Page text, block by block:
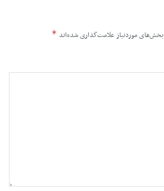
بخش‌های موردنیاز علامت‌گذاری شده‌اند *